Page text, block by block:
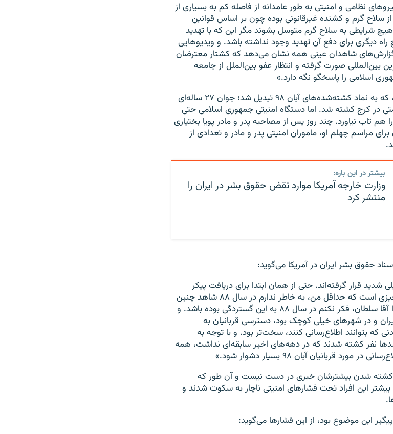
نظامی و امنیتی به طور عامدانه از فاصله کم به بسیاری از
سلاح گرم و کشنده غیرقانونی بوده چون بر اساس قوانین
شرایطی به سلاح گرم متوسل بشوند مگر این که با تهدید
دیگری برای دفع آن تهدید وجود نداشته باشد. و ویدیوهایی
شاهدان عینی همه نشان می‌دهد که کشتار معترضان
بین‌المللی صورت گرفته و انتظار عفو بین‌الملل از جامعه
اسلامی را پاسخگو نگه دارد.»
یکی از کشته‌شدگان پویا بختیاری بود، که به نماد کشته‌شده‌های آبان ۹۸ تبدیل شد؛ جوان ۲۷ ساله‌ای
حکومتی در کرج کشته شد. اما دستگاه امنیتی جمهوری اسلامی حتی
هم تاب نیاورد. چند روز پس از مصاحبه پدر و مادر پویا بختیاری
مراسم چهلم او، ماموران امنیتی پدر و مادر و تعدادی از
بیشتر در این باره:
وزارت خارجه آمریکا موارد نقض حقوق بشر در ایران را
منتشر کرد
حقوق بشر ایران در آمریکا می‌گوید:
شدید قرار گرفته‌اند. حتی از همان ابتدا برای دریافت پیکر
عزیزانشان تحت فشار بودند. و این چیزی است که حداقل من، به خاطر ندارم در سال ۸۸ شاهد چنین
مسئله‌ای بوده باشیم. غیر از خانم ندا آقا سلطان، فکر نکنم در سال ۸۸ به این گستردگی بوده باشد. و
و در شهرهای خیلی کوچک بود، دسترسی قربانیان به
که بتوانند اطلاع‌رسانی کنند، سخت‌تر بود. و با توجه به
نفر کشته شدند که در دهه‌های اخیر سابقه‌ای نداشت، همه
قربانیان آبان ۹۸ بسیار دشوار شود.»
کشته‌ شدن بیشترشان خبری در دست نیست و آن طور که
این افراد تحت فشارهای امنیتی ناچار به سکوت شدند و
این موضوع بود، از این فشارها می‌گوید: